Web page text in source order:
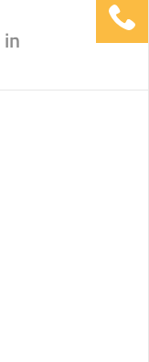
in